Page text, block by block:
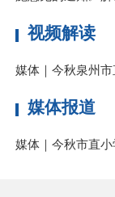
视频解读
媒体｜今秋泉州
媒体报道
媒体｜今秋市直